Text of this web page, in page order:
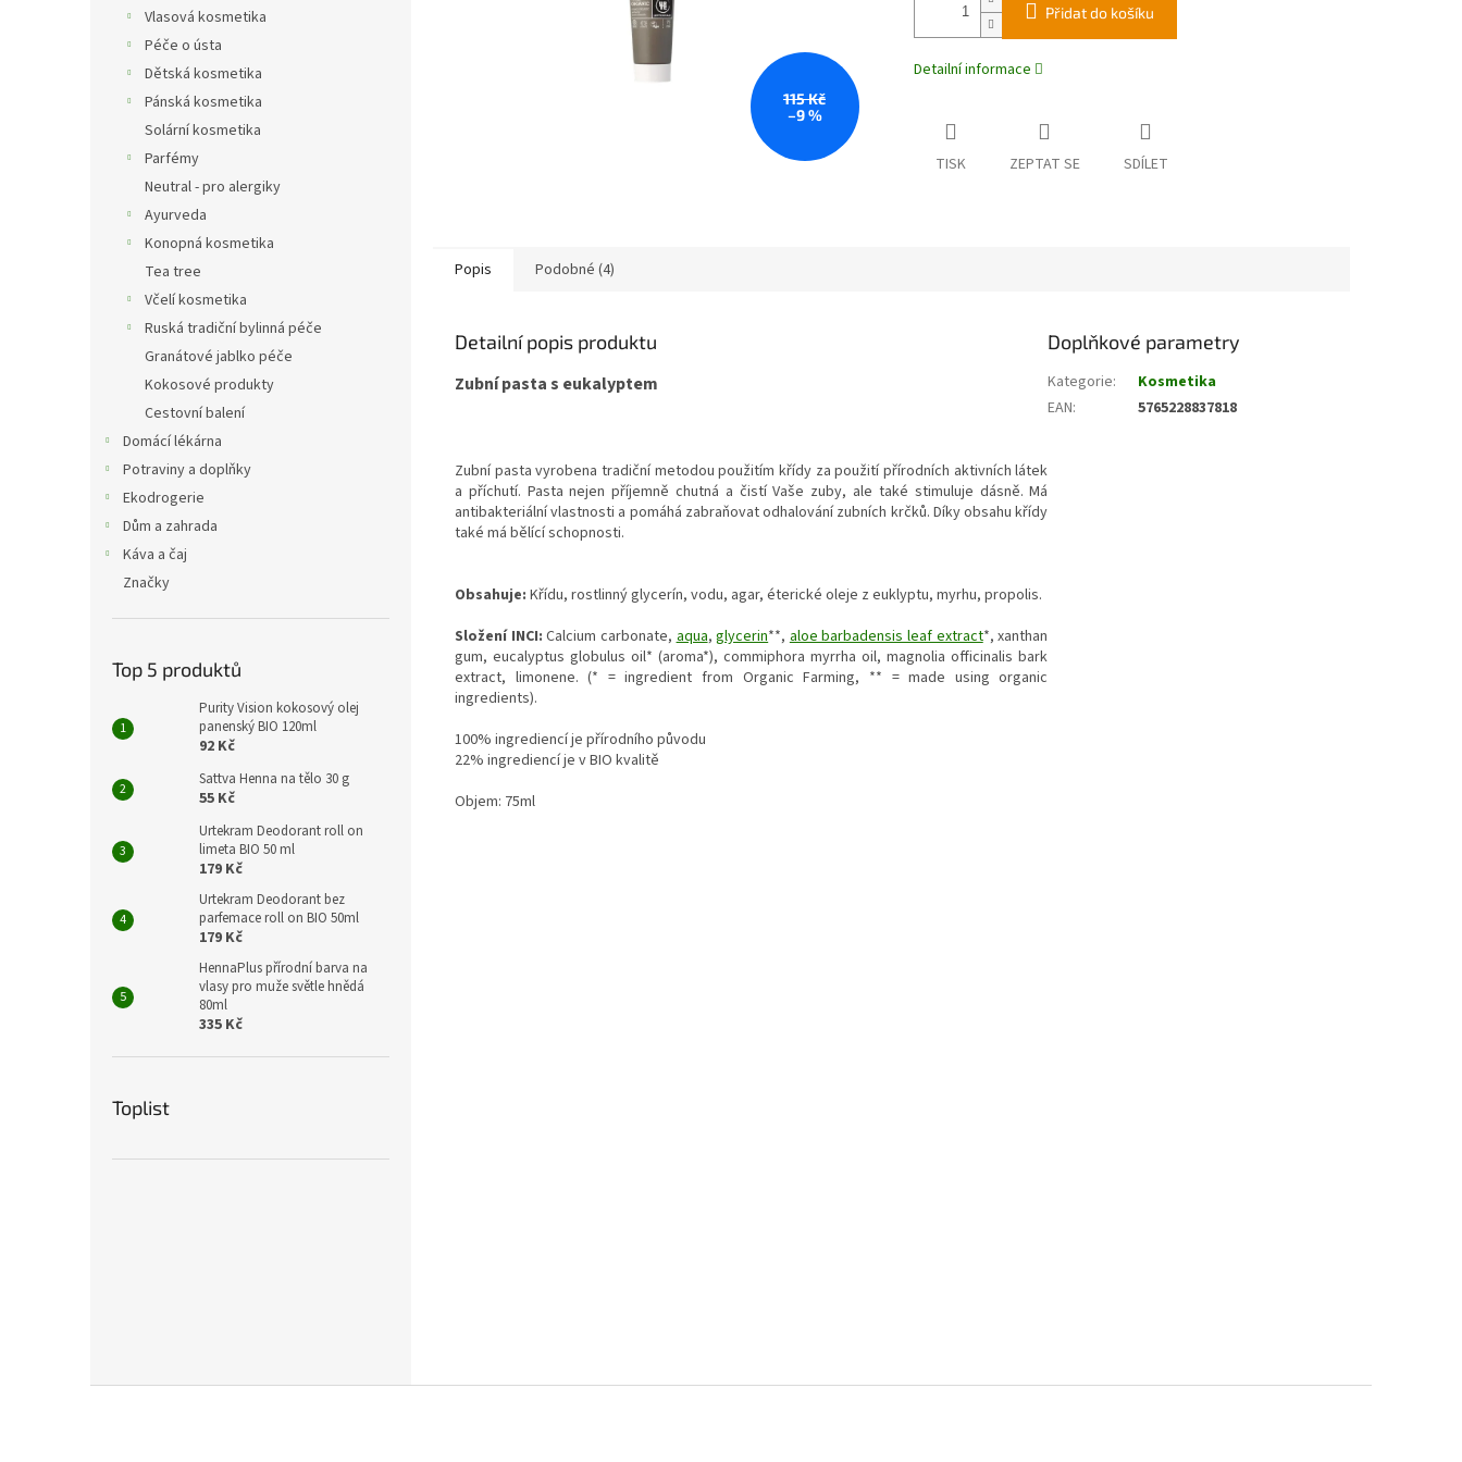
Vlasová kosmetika
Péče o ústa
Dětská kosmetika
Pánská kosmetika
Solární kosmetika
Parfémy
Neutral - pro alergiky
Ayurveda
Konopná kosmetika
Tea tree
Včelí kosmetika
Ruská tradiční bylinná péče
Granátové jablko péče
Kokosové produkty
Cestovní balení
Domácí lékárna
Potraviny a doplňky
Ekodrogerie
Dům a zahrada
Káva a čaj
Značky
Top 5 produktů
Purity Vision kokosový olej
panenský BIO 120ml
92 Kč
Sattva Henna na tělo 30 g
55 Kč
Urtekram Deodorant roll on
limeta BIO 50 ml
179 Kč
Urtekram Deodorant bez
parfemace roll on BIO 50ml
179 Kč
HennaPlus přírodní barva na
vlasy pro muže světle hnědá
80ml
335 Kč
Toplist
115 Kč
–9 %
Přidat do košíku
Detailní informace
TISK ZEPTAT SE SDÍLET
Popis Podobné (4)
Detailní popis produktu
Zubní pasta s eukalyptem
Zubní pasta vyrobena tradiční metodou použitím křídy za použití přírodních aktivních látek
a příchutí. Pasta nejen příjemně chutná a čistí Vaše zuby, ale také stimuluje dásně. Má
antibakteriální vlastnosti a pomáhá zabraňovat odhalování zubních krčků. Díky obsahu křídy
také má bělící schopnosti.
Obsahuje: Křídu, rostlinný glycerín, vodu, agar, éterické oleje z euklyptu, myrhu, propolis.
Složení INCI: Calcium carbonate, aqua,glycerin**, aloe barbadensis leaf extract*, xanthan
gum, eucalyptus globulus oil* (aroma*), commiphora myrrha oil, magnolia officinalis bark
extract, limonene. (* = ingredient from Organic Farming, ** = made using organic
ingredients).
100% ingrediencí je přírodního původu
22% ingrediencí je v BIO kvalitě
Objem: 75ml
Doplňkové parametry
Kategorie:
Kosmetika
EAN: 5765228837818